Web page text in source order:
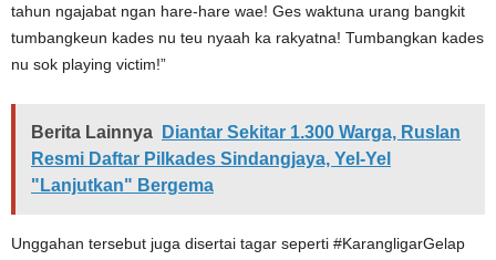
tahun ngajabat ngan hare-hare wae! Ges waktuna urang bangkit
tumbangkeun kades nu teu nyaah ka rakyatna! Tumbangkan kades
nu sok playing victim!”
Berita Lainnya
Diantar Sekitar 1.300 Warga, Ruslan
Resmi Daftar Pilkades Sindangjaya, Yel-Yel
"Lanjutkan" Bergema
Unggahan tersebut juga disertai tagar seperti #KarangligarGelap